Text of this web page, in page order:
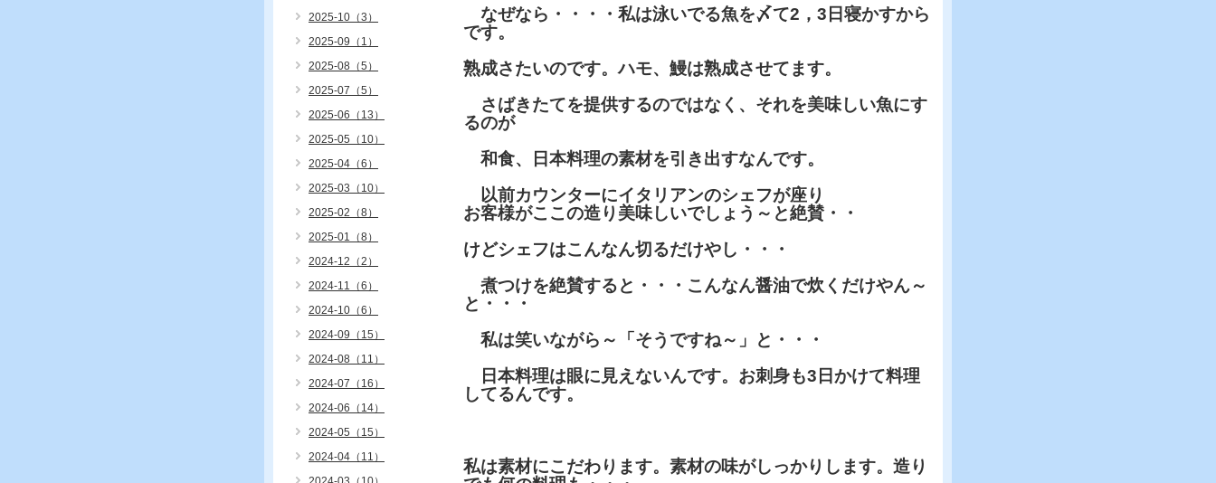
なぜなら・・・・私は泳いでる魚を〆て2，3日寝かすから
です。
熟成さたいのです。ハモ、鰻は熟成させてます。
さばきたてを提供するのではなく、それを美味しい魚にす
るのが
和食、日本料理の素材を引き出すなんです。
以前カウンターにイタリアンのシェフが座り
お客様がここの造り 美味しいでしょう～と絶賛・・
けどシェフはこんなん切るだけやし・・・
煮つけを絶賛すると・・・こんなん醤油で炊くだけやん～
と・・・
私は笑いながら～「そうですね～」と・・・
日本料理は眼に見えないんです。お刺身も3日かけて料理
してるんです。
私は素材にこだわります。素材の味がしっかりします。造り
2025-10（3）
2025-09（1）
2025-08（5）
2025-07（5）
2025-06（13）
2025-05（10）
2025-04（6）
2025-03（10）
2025-02（8）
2025-01（8）
2024-12（2）
2024-11（6）
2024-10（6）
2024-09（15）
2024-08（11）
2024-07（16）
2024-06（14）
2024-05（15）
2024-04（11）